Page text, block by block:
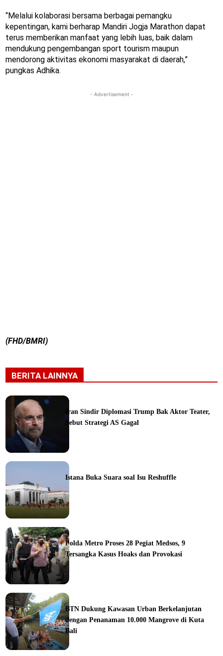
“Melalui kolaborasi bersama berbagai pemangku
kepentingan, kami berharap Mandiri Jogja Marathon dapat
terus memberikan manfaat yang lebih luas, baik dalam
mendukung pengembangan sport tourism maupun
mendorong aktivitas ekonomi masyarakat di daerah,”
pungkas Adhika.
- Advertisement -
(FHD/BMRI)
BERITA LAINNYA
Iran Sindir Diplomasi Trump Bak Aktor Teater,
Sebut Strategi AS Gagal
Istana Buka Suara soal Isu Reshuffle
Polda Metro Proses 28 Pegiat Medsos, 9
Tersangka Kasus Hoaks dan Provokasi
BTN Dukung Kawasan Urban Berkelanjutan
dengan Penanaman 10.000 Mangrove di Kuta
Bali